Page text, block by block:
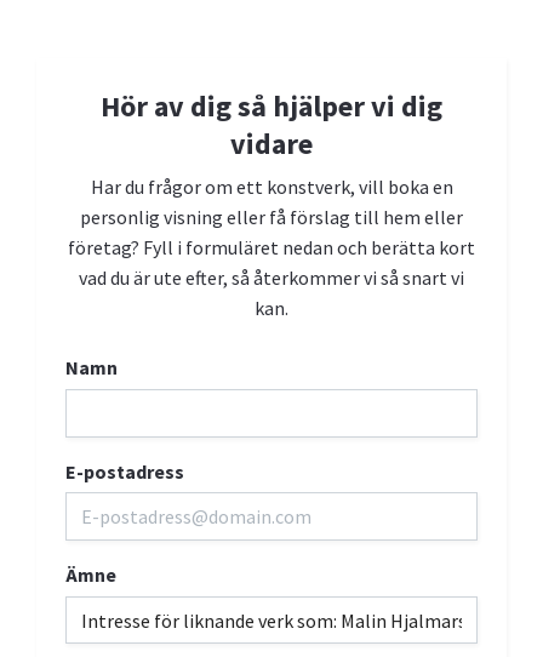
Boka personlig visning
Hör av dig så hjälper vi dig
vidare
Har du frågor om ett konstverk, vill boka en
personlig visning eller få förslag till hem eller
företag? Fyll i formuläret nedan och berätta kort
vad du är ute efter, så återkommer vi så snart vi
kan.
Namn
E-postadress
Ämne